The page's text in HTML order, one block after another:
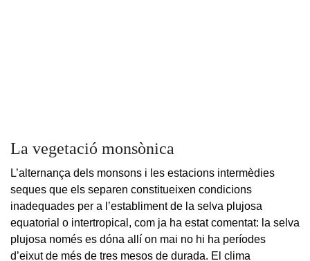
La vegetació monsònica
L’alternança dels monsons i les estacions intermèdies
seques que els separen constitueixen condicions
inadequades per a l’establiment de la selva plujosa
equatorial o intertropical, com ja ha estat comentat: la selva
plujosa només es dóna allí on mai no hi ha períodes
d’eixut de més de tres mesos de durada. El clima